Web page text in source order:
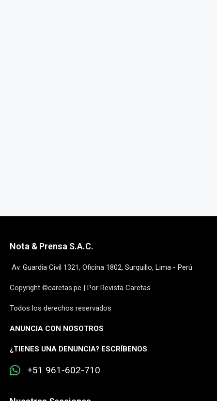
Nota & Prensa S.A.C.
Av. Guardia Civil 1321, Oficina 1802, Surquillo, Lima - Perú
Copyright ©caretas.pe | Por Revista Caretas
Todos los derechos reservados
ANUNCIA CON NOSOTROS
¿TIENES UNA DENUNCIA? ESCRÍBENOS
+51 961-602-710